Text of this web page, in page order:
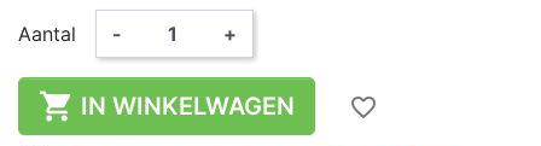
Aantal - +
 IN WINKELWAGEN
favorite_border